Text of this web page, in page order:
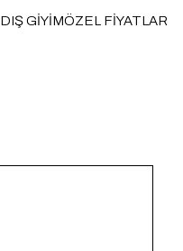
DIŞ GİYİMÖZEL FİYATLAR